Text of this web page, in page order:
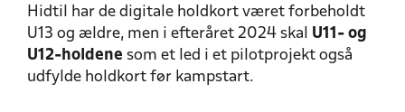
Hidtil har de digitale holdkort været forbeholdt
U13 og ældre, men i efteråret 2024 skal U11- og
U12-holdene som et led i et pilotprojekt også
udfylde holdkort før kampstart.